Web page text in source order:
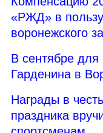
«РЖД» в
воронежского
В сентябре для
Гарденина в
Награды в
праздника